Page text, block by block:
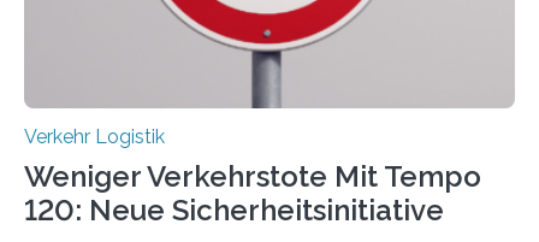
Verkehr Logistik
Weniger Verkehrstote Mit Tempo
120: Neue Sicherheitsinitiative